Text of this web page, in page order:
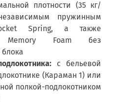
плотности (35 кг/
пружинным
Spring, а также
Memory Foam без
с бельевой
(Караман 1) или
полкой-подлокотником